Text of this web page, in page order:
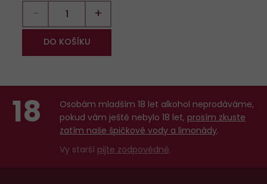
− +
DO KOŠÍKU
18
Osobám mladším 18 let alkohol neprodáváme,
pokud vám ještě nebylo 18 let, prosím zkuste
zatím naše špičkové vody a limonády.
Vy starší pijte zodpovědně.